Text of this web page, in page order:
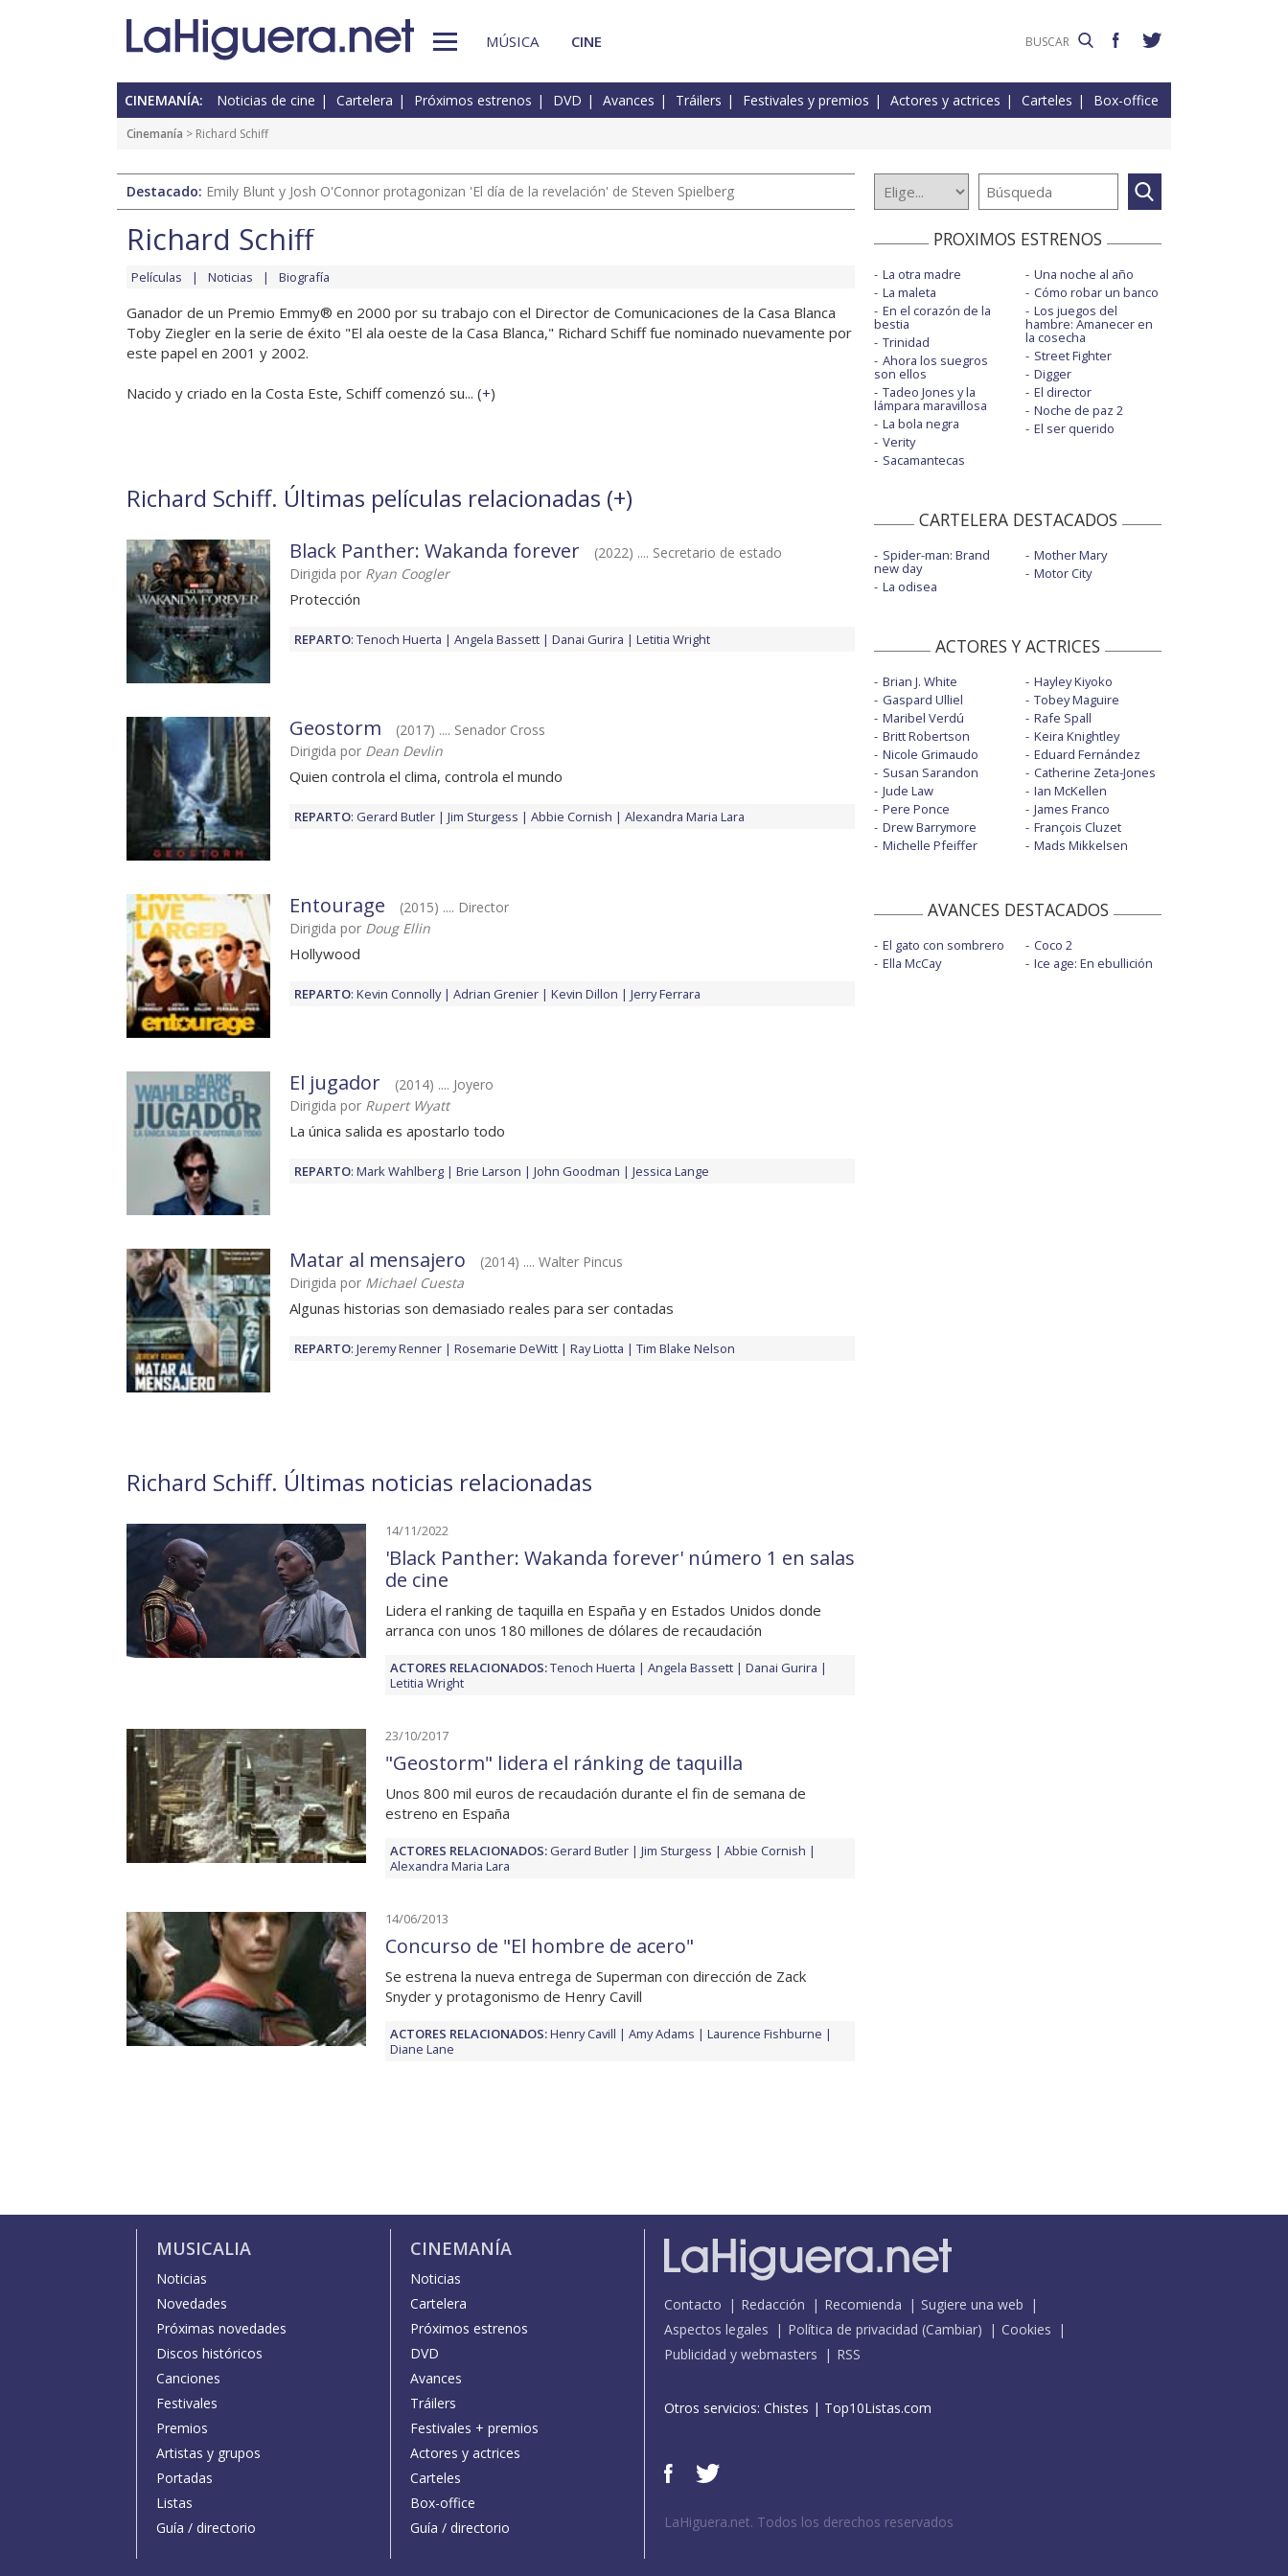
MÚSICA CINE
CINEMANÍA: Noticias de cine Cartelera Próximos estrenos DVD Avances Tráilers Festivales y premios Actores y actrices Carteles Box-office
Cinemanía > Richard Schiff
Destacado: Emily Blunt y Josh O'Connor protagonizan 'El día de la revelación' de Steven Spielberg
Richard Schiff
Películas Noticias Biografía
Ganador de un Premio Emmy® en 2000 por su trabajo con el Director de Comunicaciones de la Casa Blanca
Toby Ziegler en la serie de éxito "El ala oeste de la Casa Blanca," Richard Schiff fue nominado nuevamente por
este papel en 2001 y 2002.
Nacido y criado en la Costa Este, Schiff comenzó su... (+)
Richard Schiff. Últimas películas relacionadas (+)
Black Panther: Wakanda forever
(2022) .... Secretario de estado
Dirigida por Ryan Coogler
Protección
REPARTO: Tenoch Huerta Angela Bassett Danai Gurira Letitia Wright
Geostorm
(2017) .... Senador Cross
Dirigida por Dean Devlin
Quien controla el clima, controla el mundo
REPARTO: Gerard Butler Jim Sturgess Abbie Cornish Alexandra Maria Lara
Entourage
(2015) .... Director
Dirigida por Doug Ellin
Hollywood
REPARTO: Kevin Connolly Adrian Grenier Kevin Dillon Jerry Ferrara
El jugador
(2014) .... Joyero
Dirigida por Rupert Wyatt
La única salida es apostarlo todo
REPARTO: Mark Wahlberg Brie Larson John Goodman Jessica Lange
Matar al mensajero
(2014) .... Walter Pincus
Dirigida por Michael Cuesta
Algunas historias son demasiado reales para ser contadas
REPARTO: Jeremy Renner Rosemarie DeWitt Ray Liotta Tim Blake Nelson
Richard Schiff. Últimas noticias relacionadas
14/11/2022
'Black Panther: Wakanda forever' número 1 en salas
de cine
Lidera el ranking de taquilla en España y en Estados Unidos donde
arranca con unos 180 millones de dólares de recaudación
ACTORES RELACIONADOS:Tenoch Huerta Angela Bassett
Danai Gurira
Letitia Wright
23/10/2017
"Geostorm" lidera el ránking de taquilla
Unos 800 mil euros de recaudación durante el fin de semana de
estreno en España
ACTORES RELACIONADOS: Gerard Butler Jim Sturgess
Abbie Cornish
Alexandra Maria Lara
14/06/2013
Concurso de "El hombre de acero"
Se estrena la nueva entrega de Superman con dirección de Zack
Snyder y protagonismo de Henry Cavill
ACTORES RELACIONADOS:Henry Cavill Amy Adams
Laurence Fishburne
Diane Lane
PROXIMOS ESTRENOS
La otra madre
La maleta
En el corazón de la
bestia
Trinidad
Ahora los suegros
son ellos
Tadeo Jones y la
lámpara maravillosa
La bola negra
Verity
Sacamantecas
Una noche al año
Cómo robar un banco
Los juegos del
hambre: Amanecer en
la cosecha
Street Fighter
Digger
El director
Noche de paz 2
El ser querido
CARTELERA DESTACADOS
Spider-man: Brand
new day
La odisea
Mother Mary
Motor City
ACTORES Y ACTRICES
Brian J. White
Gaspard Ulliel
Maribel Verdú
Britt Robertson
Nicole Grimaudo
Susan Sarandon
Jude Law
Pere Ponce
Drew Barrymore
Michelle Pfeiffer
Hayley Kiyoko
Tobey Maguire
Rafe Spall
Keira Knightley
Eduard Fernández
Catherine Zeta-Jones
Ian McKellen
James Franco
François Cluzet
Mads Mikkelsen
AVANCES DESTACADOS
El gato con sombrero
Ella McCay
Coco 2
Ice age: En ebullición
MUSICALIA
Noticias
Novedades
Próximas novedades
Discos históricos
Canciones
Festivales
Premios
Artistas y grupos
Portadas
Listas
Guía / directorio
CINEMANÍA
Noticias
Cartelera
Próximos estrenos
DVD
Avances
Tráilers
Festivales + premios
Actores y actrices
Carteles
Box-office
Guía / directorio
Contacto Redacción Recomienda
Sugiere una web
Aspectos legales
Política de privacidad (Cambiar)
Cookies
Publicidad y webmasters
RSS
Otros servicios: Chistes | Top10Listas.com
LaHiguera.net. Todos los derechos reservados